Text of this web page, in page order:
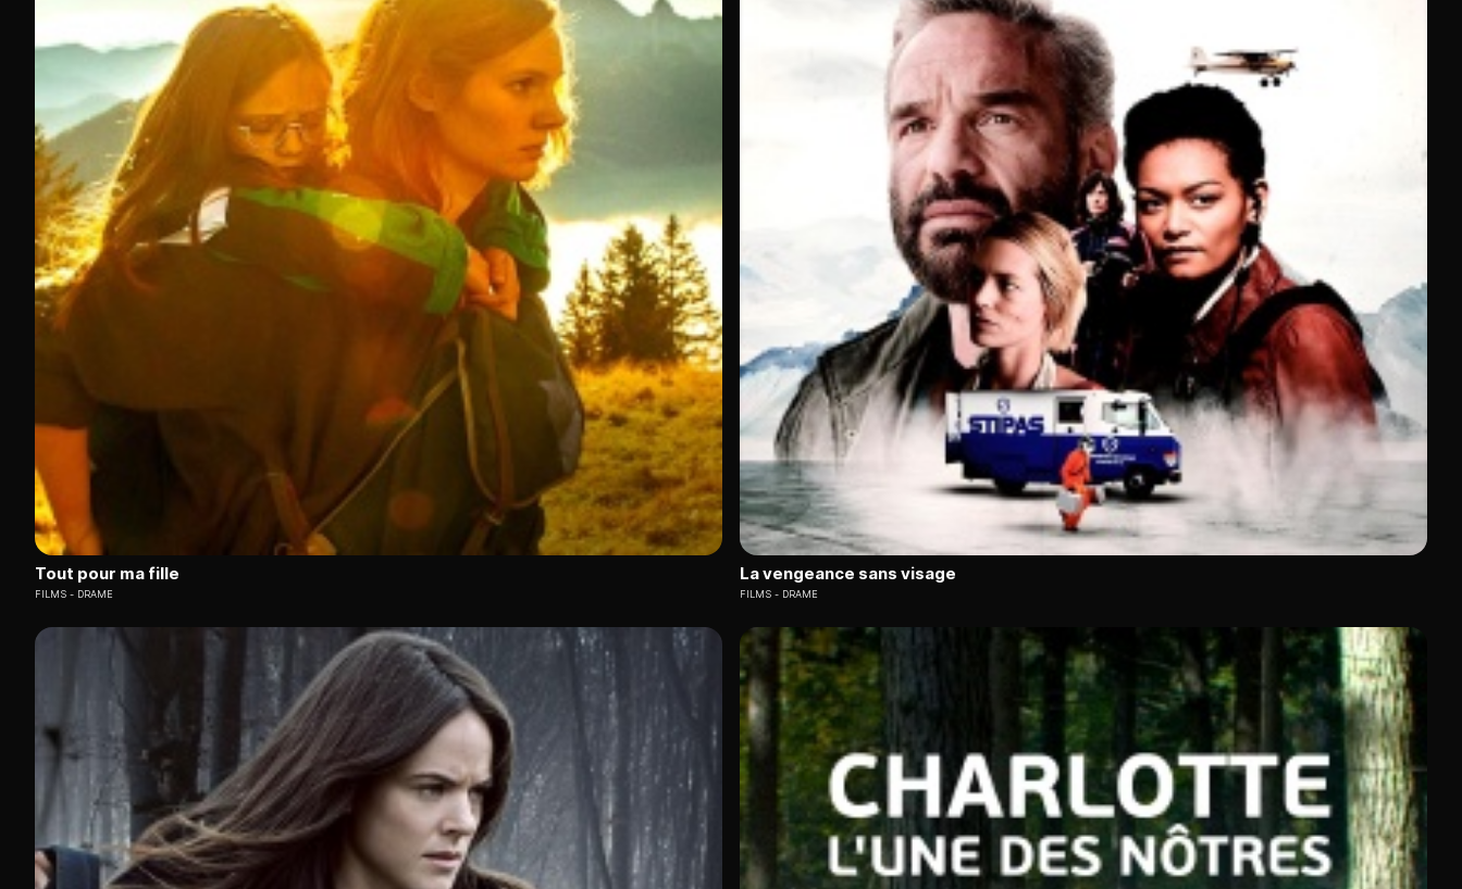
Tout pour ma fille
FILMS DRAME
La vengeance sans visage
FILMS DRAME